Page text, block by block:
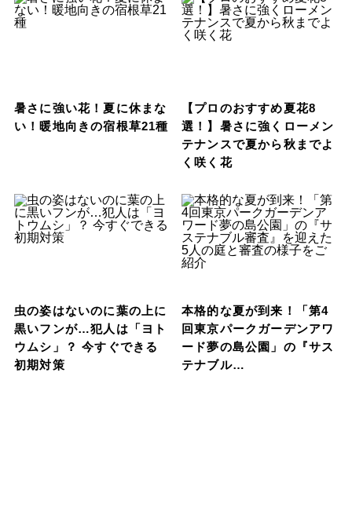
暑さに強い花！夏に休まな
い！暖地向きの宿根草21種
【プロのおすすめ夏花8
選！】暑さに強くローメン
テナンスで夏から秋までよ
く咲く花
虫の姿はないのに葉の上に
黒いフンが…犯人は「ヨト
ウムシ」？ 今すぐできる
初期対策
本格的な夏が到来！「第4
回東京パークガーデンアワ
ード夢の島公園」の『サス
テナブル…